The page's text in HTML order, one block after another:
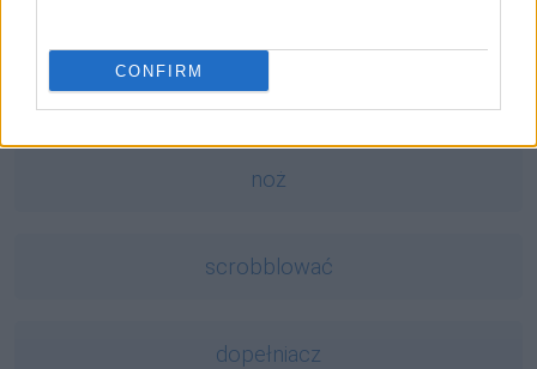
CONFIRM
elf
noż
scrobblować
dopełniacz